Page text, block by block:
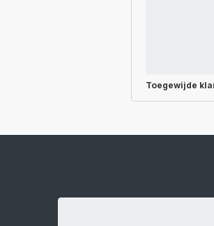
Toegewijde